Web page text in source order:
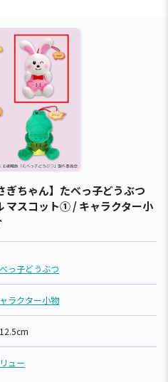
ぎちゃん】たべっ子どうぶつ
マスコット① / キャラクター小
っ子どうぶつ
ラクター小物
ュー